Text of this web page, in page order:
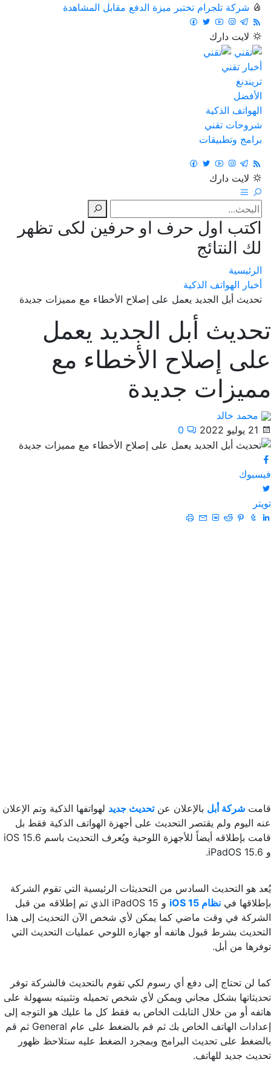
شركة تلجرام تختبر ميزة الدفع مقابل المشاهدة
لايت دارك
أخبار تقني
تريندنغ
الأفضل
الهواتف الذكية
شروحات تقني
برامج وتطبيقات
لايت دارك
اكتب اول حرف او حرفين لكى تظهر
لك النتائج
الرئيسية
أخبار الهواتف الذكية
تحديث أبل الجديد يعمل على إصلاح الأخطاء مع مميزات جديدة
تحديث أبل الجديد يعمل
على إصلاح الأخطاء مع
مميزات جديدة
محمد خالد
21 يوليو 2022
0
فيسبوك
تويتر
قامت شركة أبل بالإعلان عنتحديث جديد لهواتفها الذكية وتم الإعلان
عنه اليوم ولم يقتصر التحديث على أجهزة الهواتف الذكية فقط بل
قامت بإطلاقه أيضاً للأجهزة اللوحية ويُعرف التحديث باسم iOS 15.6
و iPadOS 15.6.
يُعد هو التحديث السادس من التحديثات الرئيسية التي تقوم الشركة
بإطلاقها في نظام iOS 15
و iPadOS 15 الذي تم إطلاقه من قبل
الشركة في وقت ماضي كما يمكن لأي شخص الآن التحديث إلى هذا
التحديث بشرط قبول هاتفه أو جهازه اللوحي عمليات التحديث التي
توفرها من أبل.
كما لن تحتاج إلى دفع أي رسوم لكي تقوم بالتحديث فالشركة توفر
تحديثاتها بشكل مجاني ويمكن لأي شخص تحميله وتثبيته بسهولة على
هاتفه أو من خلال التابلت الخاص به فقط كل ما عليك هو التوجه إلى
إعدادات الهاتف الخاص بك ثم قم بالضغط على عام General ثم قم
بالضغط على تحديث البرامج وبمجرد الضغط عليه ستلاحظ ظهور
تحديث جديد للهاتف.